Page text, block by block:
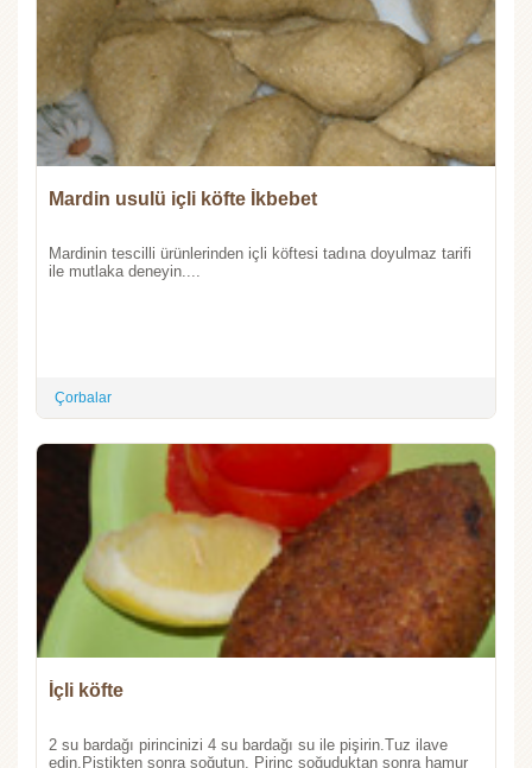
Mardin usulü içli köfte İkbebet
Mardinin tescilli ürünlerinden içli köftesi tadına doyulmaz tarifi
ile mutlaka deneyin....
Çorbalar
İçli köfte
2 su bardağı pirincinizi 4 su bardağı su ile pişirin.Tuz ilave
edin.Piştikten sonra soğutun. Pirinç soğuduktan sonra hamur